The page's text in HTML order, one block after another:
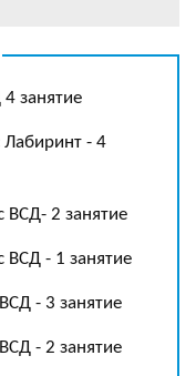
занятие
- 4
ВСД- 2 занятие
- 1 занятие
- 3 занятие
- 2 занятие